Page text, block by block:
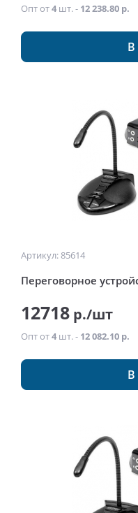
Опт от4 шт. - 12 238.80 р.
В
Артикул: 85614
Переговорное
12718 р./шт
Опт от4 шт. - 12 082.10 р.
В